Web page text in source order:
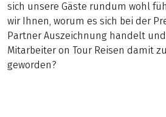
sich unsere Gäste rundum wohl
wir Ihnen, worum es sich bei der
Partner Auszeichnung handelt
Mitarbeiter on Tour Reisen damit
geworden?